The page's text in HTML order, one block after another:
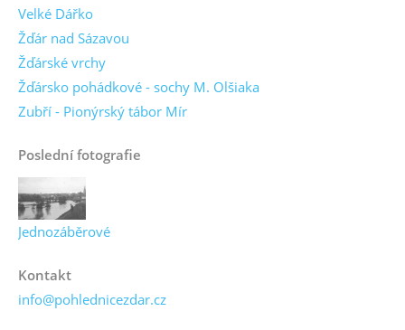
Velké Dářko
Žďár nad Sázavou
Žďárské vrchy
Žďársko pohádkové - sochy M. Olšiaka
Zubří - Pionýrský tábor Mír
Poslední fotografie
Jednozáběrové
Kontakt
info@pohlednicezdar.cz